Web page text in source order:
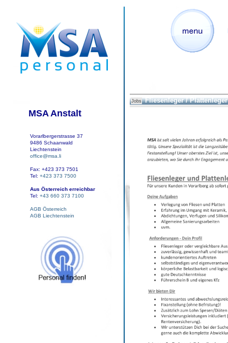
MSA Anstalt
Vorarlbergerstrasse 37
9486 Schaanwald
Liechtenstein
office@msa.li
Fax: +423 373 7501
Tel: +423 373 7500
Aus Österreich erreichbar
Tel: +43 660 373 7100
AGB Österreich
AGB Liechtenstein
Jobs Fliesenleger / Plattenleger